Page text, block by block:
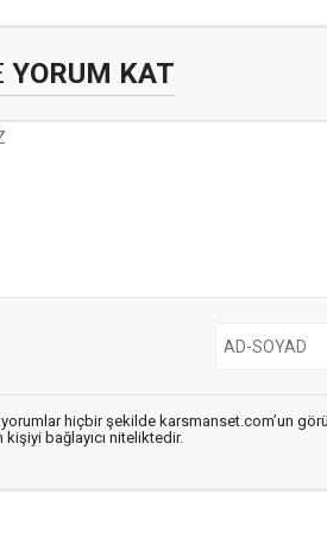
YORUM KAT
yorumlar hiçbir şekilde karsmanset.com’un
kişiyi bağlayıcı niteliktedir.